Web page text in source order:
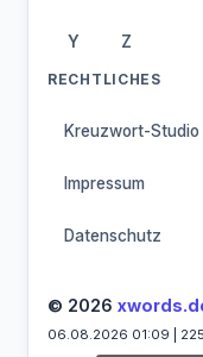
Y Z
RECHTLICHES
Kreuzwort-Studio
Impressum
Datenschutz
© 2026
06.08.2026 01:09 |